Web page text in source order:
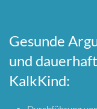
Gesunde
und
KalkKind: